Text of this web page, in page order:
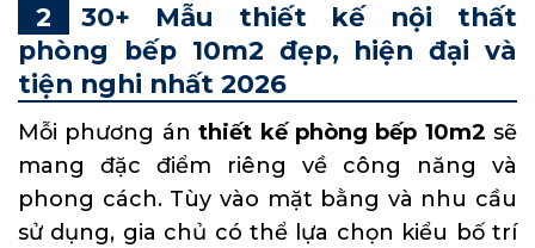
30+ Mẫu thiết kế nội thất
phòng bếp 10m2 đẹp, hiện đại và
tiện nghi nhất 2026
Mỗi phương ánthiết kế phòng bếp 10m2 sẽ
mang đặc điểm riêng về công năng và
phong cách. Tùy vào mặt bằng và nhu cầu
sử dụng, gia chủ có thể lựa chọn kiểu bố trí